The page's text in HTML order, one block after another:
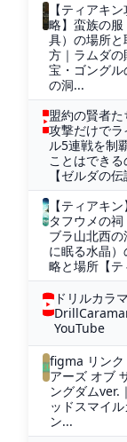
【ティアキン
略】蛮族の服
具）の場所と
方｜ラムダの
宝・ゴングル
の洞...
盟約の賢者た
攻撃だけでラ
ル5連戦を制
ことはできる
【ゼルダの
【ティアキン
タフウメの祠
ブラ山北西の
に眠る水晶）
略と場所【テ
ドリルカラ
YouTube
figma リンク
アーズ オブ
ングダムver.
ッドスマイル
ン...